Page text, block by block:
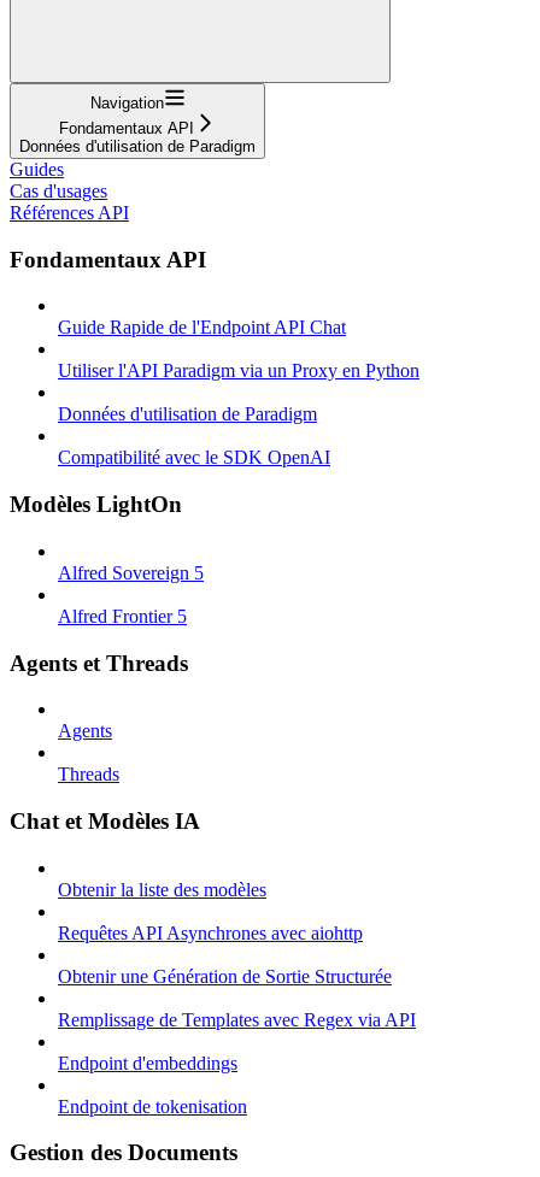
Navigation
Fondamentaux API
Données d'utilisation de Paradigm
Guides
Cas d'usages
Références API
Fondamentaux API
Guide Rapide de l'Endpoint API Chat
Utiliser l'API Paradigm via un Proxy en Python
Données d'utilisation de Paradigm
Compatibilité avec le SDK OpenAI
Modèles LightOn
Alfred Sovereign 5
Alfred Frontier 5
Agents et Threads
Agents
Threads
Chat et Modèles IA
Obtenir la liste des modèles
Requêtes API Asynchrones avec aiohttp
Obtenir une Génération de Sortie Structurée
Remplissage de Templates avec Regex via API
Endpoint d'embeddings
Endpoint de tokenisation
Gestion des Documents